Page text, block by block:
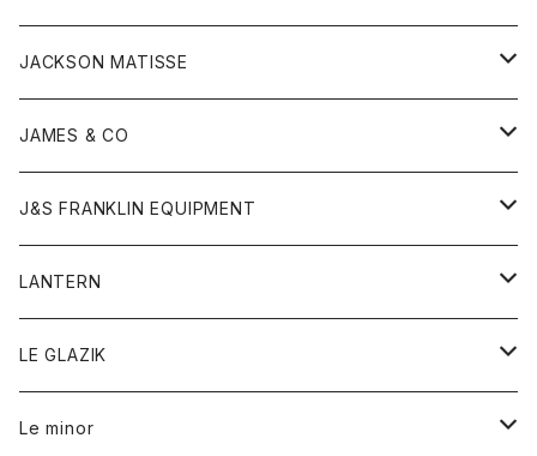
フリース
ストール
マフラー
Tシャツ
グッズ
アンダーウェア
靴
トップス
カーディガン
ジャケット
ボトム
オーバーオール
ショートパンツ
レディース
アウター
カーディガン
コート
Tシャツ
ロンパース
グッズ
靴
ストール
トップス
カットソー
シャツ
ボトム
オーバーオール
ショートパンツ
レディース
オーバーオール
シャツ
ワンピース
ワンピース
ワンピース
バック
キッズ
トレーナー
トップス
Gジャケット
スウェット
帽子
JACKSON MATISSE
Tシャツ
帽子
JAMES & CO
ボトム
J&S FRANKLIN EQUIPMENT
アウター
LANTERN
アウター
Tシャツ
LE GLAZIK
レディース
Le minor